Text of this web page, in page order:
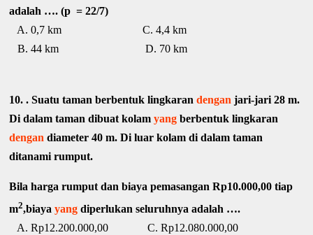
adalah …. (p = 22/7)
A. 0,7 km C. 4,4 km
B. 44 km D. 70 km
10. . Suatu taman berbentuk lingkarandengan jari-jari 28 m.
Di dalam taman dibuat kolamyang berbentuk lingkaran
dengan diameter 40 m. Di luar kolam di dalam taman
ditanami rumput.
Bila harga rumput dan biaya pemasangan Rp10.000,00 tiap
m2,biayayang diperlukan seluruhnya adalah ….
A. Rp12.200.000,00 C. Rp12.080.000,00